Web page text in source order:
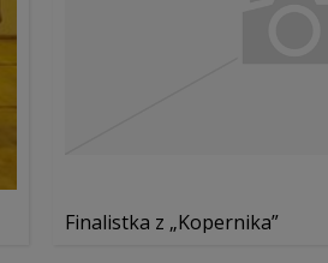
Finalistka z „Kopernika”